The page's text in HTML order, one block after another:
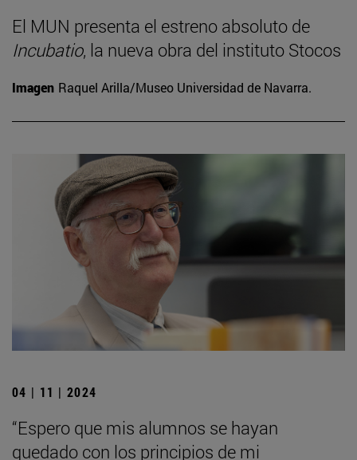
El MUN presenta el estreno absoluto de
Incubatio, la nueva obra del instituto Stocos
Imagen Raquel Arilla/Museo Universidad de Navarra.
04 | 11 | 2024
“Espero que mis alumnos se hayan
quedado con los principios de mi